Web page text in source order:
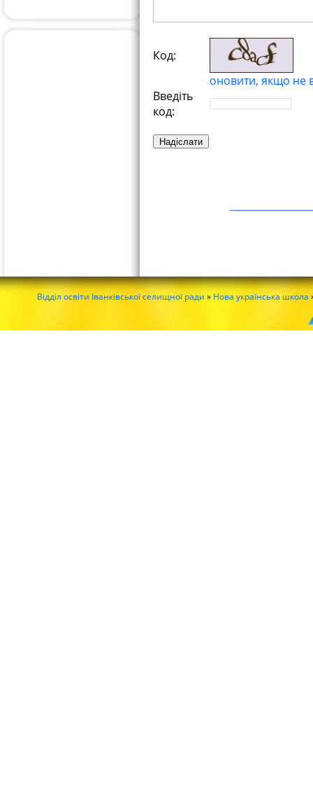
Код:
оновити, якщо не
Введіть
код:
Відділ освіти Іванківської селищної ради » Нова українська школа